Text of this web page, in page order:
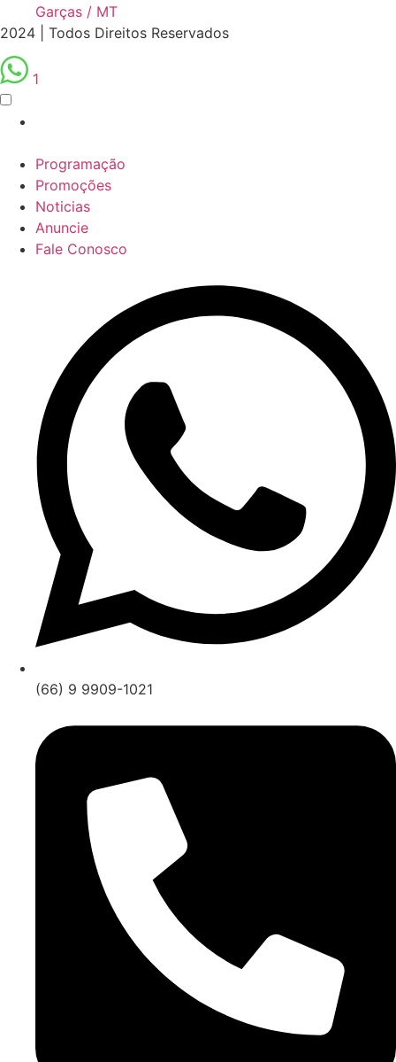
Garças / MT
2024 | Todos Direitos Reservados
1
Programação
Promoções
Noticias
Anuncie
Fale Conosco
(66) 9 9909-1021